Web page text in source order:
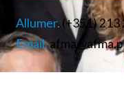
Allumer. (+351) 213
Email.